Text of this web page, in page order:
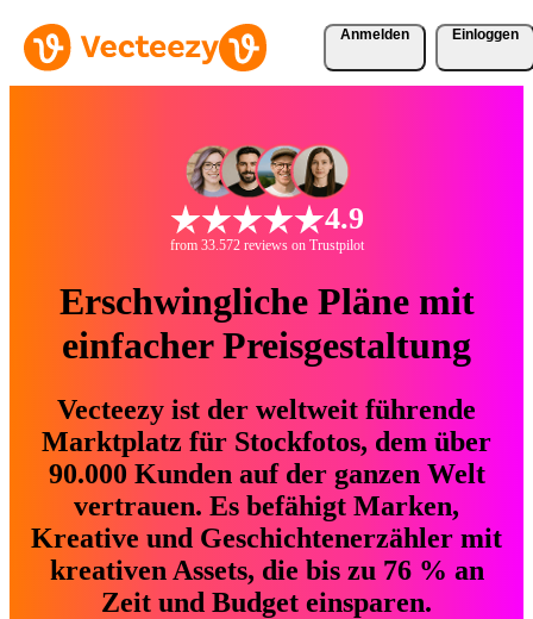
Anmelden Einloggen
4.9
from 33.572 reviews on Trustpilot
Erschwingliche Pläne mit
einfacher Preisgestaltung
Vecteezy ist der weltweit führende
Marktplatz für Stockfotos, dem über
90.000 Kunden auf der ganzen Welt
vertrauen. Es befähigt Marken,
Kreative und Geschichtenerzähler mit
kreativen Assets, die bis zu 76 % an
Zeit und Budget einsparen.